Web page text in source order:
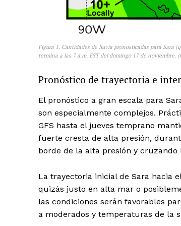
Figura 1. Cantidades de lluvia pronosticadas para Sara
termina a las 7 a.m. EST del domingo 17 de noviembre.
Pronóstico de trayectoria e
El pronóstico a gran escala para
son especialmente complejos.
GFS hasta el jueves temprano
fuerte cresta de alta presión,
borde de la alta presión y
La trayectoria inicial de Sara hacia
quizás justo en alta mar o
las condiciones serán favorables
a moderados y temperaturas de la